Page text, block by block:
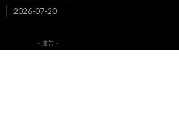
2026-07-20
- 廣告 -